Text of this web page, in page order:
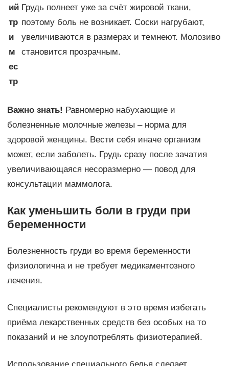
ий
тр
и
м
ес
тр
Грудь полнеет уже за счёт жировой ткани,
поэтому боль не возникает. Соски нагрубают,
увеличиваются в размерах и темнеют. Молозиво
становится прозрачным.
Важно знать! Равномерно набухающие и
болезненные молочные железы – норма для
здоровой женщины. Вести себя иначе организм
может, если заболеть. Грудь сразу после зачатия
увеличивающаяся несоразмерно — повод для
консультации маммолога.
Как уменьшить боли в груди при
беременности
Болезненность груди во время беременности
физиологична и не требует медикаментозного
лечения.
Специалисты рекомендуют в это время избегать
приёма лекарственных средств без особых на то
показаний и не злоупотреблять физиотерапией.